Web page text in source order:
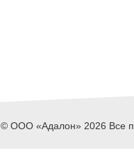
© ООО «Адалон» 2026 Все